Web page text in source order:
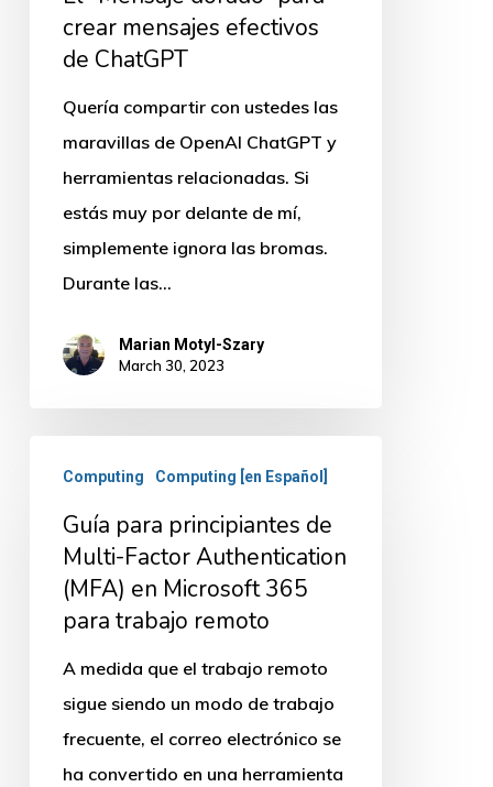
efectivos
ChatGPT
crear mensajes efectivos
de ChatGPT
Quería compartir con ustedes las
maravillas de OpenAI ChatGPT y
herramientas relacionadas. Si
estás muy por delante de mí,
simplemente ignora las bromas.
Durante las…
Marian Motyl-Szary
March 30, 2023
para
principiantes
Multi-
Factor
Authentication
(MFA)
Microsoft
Computing Computing [en Español]
Guía para principiantes de
Multi-Factor Authentication
(MFA) en Microsoft 365
para trabajo remoto
A medida que el trabajo remoto
sigue siendo un modo de trabajo
frecuente, el correo electrónico se
ha convertido en una herramienta